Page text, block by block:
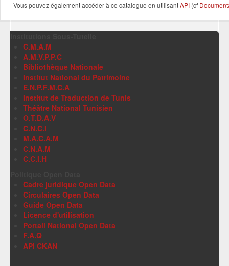
Vous pouvez également accéder à ce catalogue en utilisantAPI (cf
C.M.A.M
A.M.V.P.P.C
Bibliothèque Nationale
Institut National du Patrimoine
E.N.P.F.M.C.A
Institut de Traduction de Tunis
Théâtre National Tunisien
O.T.D.A.V
C.N.C.I
M.A.C.A.M
C.N.A.M
C.C.I.H
Cadre juridique Open Data
Circulaires Open Data
Guide Open Data
Licence d'utilisation
Portail National Open Data
F.A.Q
API CKAN